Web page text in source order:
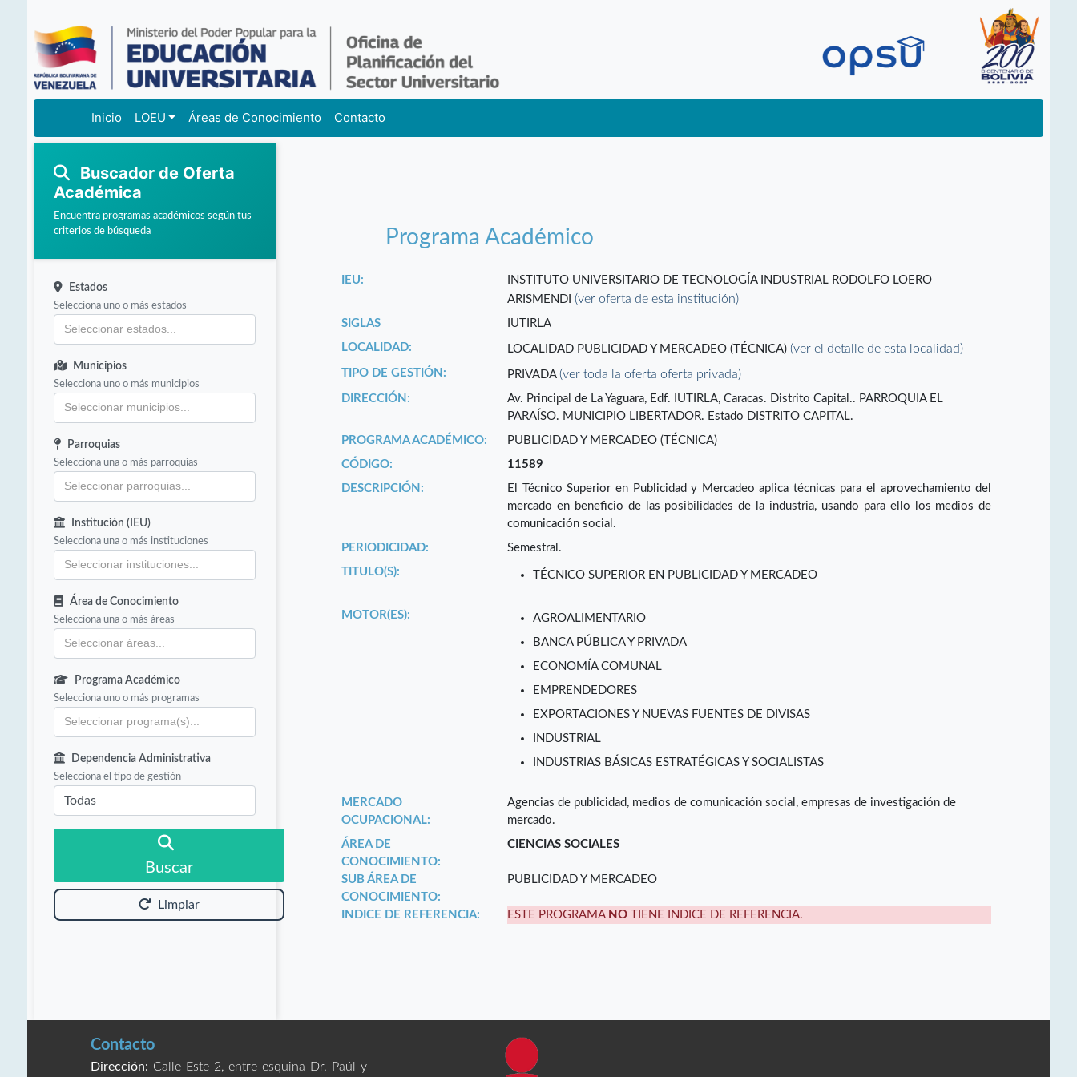
Inicio LOEU Áreas de Conocimiento Contacto
Buscador de Oferta
Académica
Encuentra programas académicos según tus
criterios de búsqueda
Estados
Selecciona uno o más estados
Municipios
Selecciona uno o más municipios
Parroquias
Selecciona una o más parroquias
Institución (IEU)
Selecciona una o más instituciones
Área de Conocimiento
Selecciona una o más áreas
Programa Académico
Selecciona uno o más programas
Dependencia Administrativa
Selecciona el tipo de gestión
Buscar
Limpiar
Programa Académico
IEU:
INSTITUTO UNIVERSITARIO DE TECNOLOGÍA INDUSTRIAL RODOLFO LOERO
ARISMENDI(ver oferta de esta institución)
SIGLAS
IUTIRLA
LOCALIDAD:
LOCALIDAD PUBLICIDAD Y MERCADEO (TÉCNICA)(ver el detalle de esta localidad)
TIPO DE GESTIÓN: PRIVADA(ver toda la oferta oferta privada)
DIRECCIÓN:
Av. Principal de La Yaguara, Edf. IUTIRLA, Caracas. Distrito Capital.. PARROQUIA EL
PARAÍSO. MUNICIPIO LIBERTADOR. Estado DISTRITO CAPITAL.
PROGRAMA ACADÉMICO:
PUBLICIDAD Y MERCADEO (TÉCNICA)
CÓDIGO:
11589
DESCRIPCIÓN:
El Técnico Superior en Publicidad y Mercadeo aplica técnicas para el aprovechamiento del
mercado en beneficio de las posibilidades de la industria, usando para ello los medios de
comunicación social.
PERIODICIDAD:
Semestral.
TITULO(S):
TÉCNICO SUPERIOR EN PUBLICIDAD Y MERCADEO
MOTOR(ES):
AGROALIMENTARIO
BANCA PÚBLICA Y PRIVADA
ECONOMÍA COMUNAL
EMPRENDEDORES
EXPORTACIONES Y NUEVAS FUENTES DE DIVISAS
INDUSTRIAL
INDUSTRIAS BÁSICAS ESTRATÉGICAS Y SOCIALISTAS
MERCADO
OCUPACIONAL:
Agencias de publicidad, medios de comunicación social, empresas de investigación de
mercado.
ÁREA DE
CONOCIMIENTO:
CIENCIAS SOCIALES
SUB ÁREA DE
CONOCIMIENTO:
PUBLICIDAD Y MERCADEO
INDICE DE REFERENCIA: ESTE PROGRAMA NO TIENE INDICE DE REFERENCIA.
Contacto
Dirección: Calle Este 2, entre esquina Dr. Paúl y